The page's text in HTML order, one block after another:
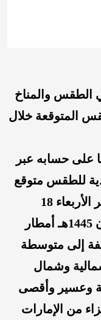
والمناخ
المتوقعة خلال
على حسابه عبر
للطقس متوقع
خلال " 48 " ساعة القادمة من فجر الأربعاء 18
شعبان إلى يوم الخميس 19 شعبان 1445هـ أمطار
إلى متوسطة
وشمال
وعسير وأقصى
من الإمارات